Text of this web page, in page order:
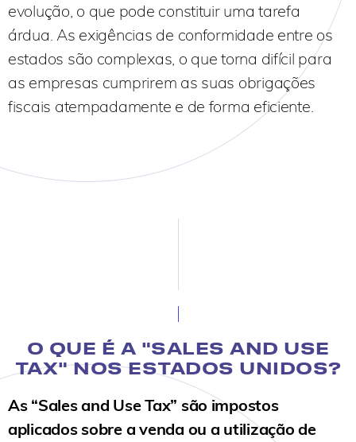
evolução, o que pode constituir uma tarefa
árdua. As exigências de conformidade entre os
estados são complexas, o que torna difícil para
as empresas cumprirem as suas obrigações
fiscais atempadamente e de forma eficiente.
O QUE É A "SALES AND USE
TAX" NOS ESTADOS UNIDOS?
As “Sales and Use Tax” são impostos
aplicados sobre a venda ou a utilização de